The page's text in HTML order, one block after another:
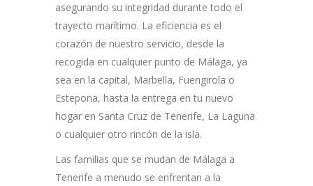
asegurando su integridad durante todo el
trayecto marítimo. La eficiencia es el
corazón de nuestro servicio, desde la
recogida en cualquier punto de Málaga, ya
sea en la capital, Marbella, Fuengirola o
Estepona, hasta la entrega en tu nuevo
hogar en Santa Cruz de Tenerife, La Laguna
o cualquier otro rincón de la isla.
Las familias que se mudan de Málaga a
Tenerife a menudo se enfrentan a la